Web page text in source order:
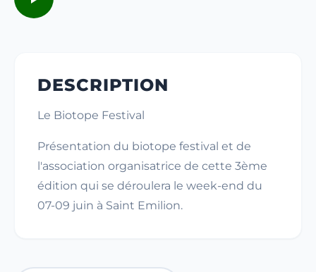
DESCRIPTION
Le Biotope Festival
Présentation du biotope festival et de
l'association organisatrice de cette 3ème
édition qui se déroulera le week-end du
07-09 juin à Saint Emilion.